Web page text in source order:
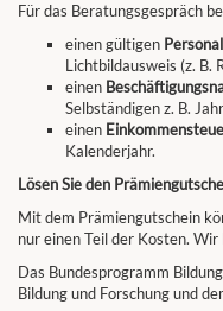
Für das Beratungsgespräch
einen gültigen
Lichtbildausweis (z. B.
einen
Selbständigen z. B.
einen
Kalenderjahr.
Lösen Sie den
Mit dem Prämiengutschein
nur einen Teil der Kosten.
Das Bundesprogramm
Bildung und Forschung und